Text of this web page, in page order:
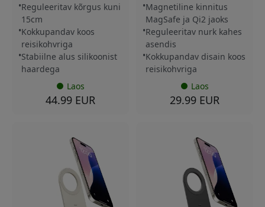
Reguleeritav kõrgus kuni
15cm
Kokkupandav koos
reisikohvriga
Stabiilne alus silikoonist
haardega
Laos
44.99 EUR
Magnetiline kinnitus
MagSafe ja Qi2 jaoks
Reguleeritav nurk kahes
asendis
Kokkupandav disain koos
reisikohvriga
Laos
29.99 EUR